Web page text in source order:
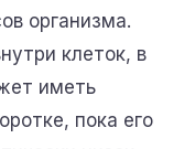
организма.
клеток, в
иметь
пока его